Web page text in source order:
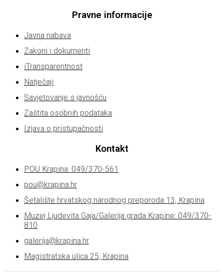
Pravne informacije
Javna nabava
Zakoni i dokumenti
iTransparentnost
Natječaji
Savjetovanje s javnošću
Zaštita osobnih podataka
Izjava o pristupačnosti
Kontakt
POU Krapina: 049/370-561
pou@krapina.hr
Šetalište hrvatskog narodnog preporoda 13, Krapina
Muzej Ljudevita Gaja/Galerija grada Krapine: 049/370-
810
galerija@krapina.hr
Magistratska ulica 25, Krapina